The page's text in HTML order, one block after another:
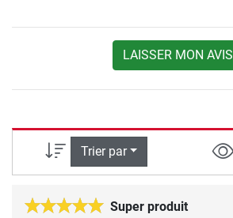
LAISSER MON AVIS
Trier par
Super produit